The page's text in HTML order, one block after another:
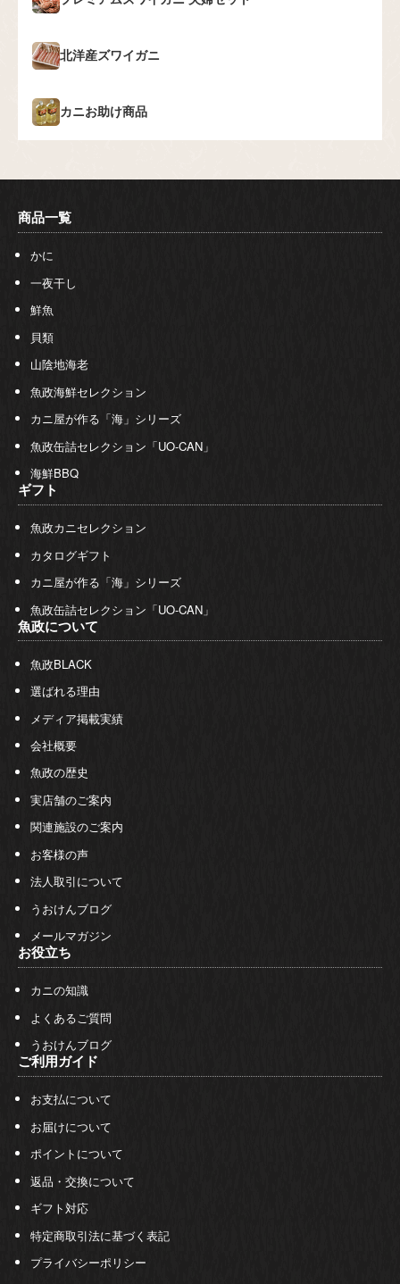
北洋産ズワイガニ
カニお助け商品
商品一覧
かに
一夜干し
鮮魚
貝類
山陰地海老
魚政海鮮セレクション
カニ屋が作る「海」シリーズ
魚政缶詰セレクション「UO-CAN」
海鮮BBQ
ギフト
魚政カニセレクション
カタログギフト
カニ屋が作る「海」シリーズ
魚政缶詰セレクション「UO-CAN」
魚政について
魚政BLACK
選ばれる理由
メディア掲載実績
会社概要
魚政の歴史
実店舗のご案内
関連施設のご案内
お客様の声
法人取引について
うおけんブログ
メールマガジン
お役立ち
カニの知識
よくあるご質問
うおけんブログ
ご利用ガイド
お支払について
お届けについて
ポイントについて
返品・交換について
ギフト対応
特定商取引法に基づく表記
プライバシーポリシー